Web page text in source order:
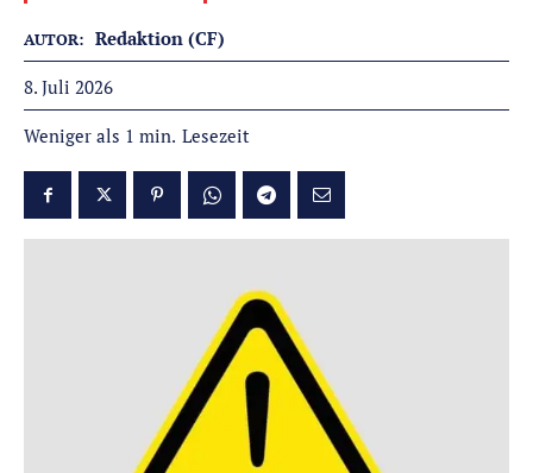
AUTOR: Redaktion (CF)
8. Juli 2026
Weniger als 1 min. Lesezeit